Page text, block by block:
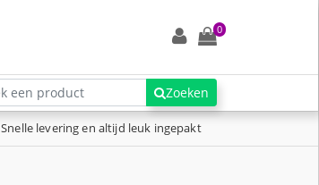
0
Zoeken
Snelle levering en altijd leuk ingepakt